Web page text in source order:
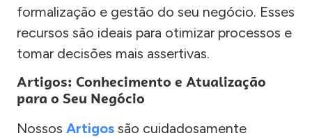
formalização e gestão do seu negócio. Esses
recursos são ideais para otimizar processos e
tomar decisões mais assertivas.
Artigos: Conhecimento e Atualização
para o Seu Negócio
Nossos Artigos são cuidadosamente